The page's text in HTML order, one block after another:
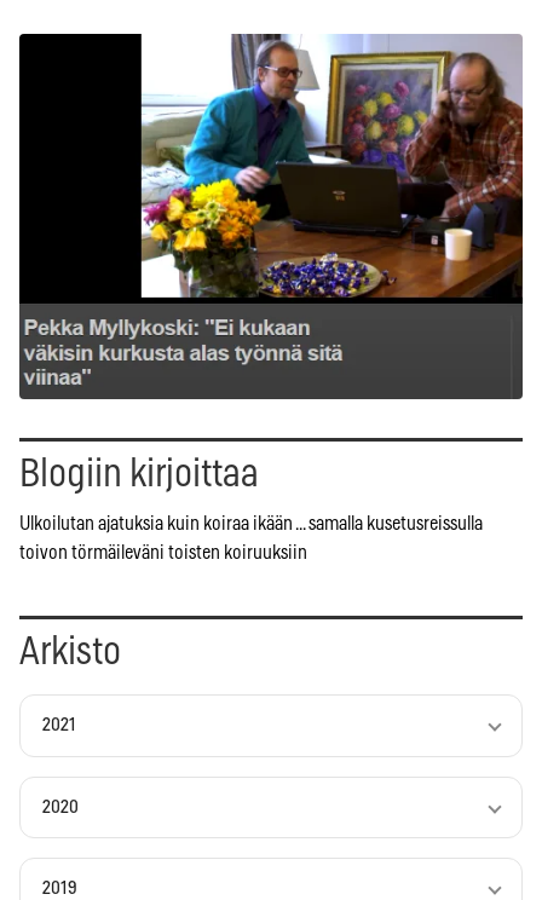
Blogiin kirjoittaa
Ulkoilutan ajatuksia kuin koiraa ikään ... samalla kusetusreissulla
toivon törmäileväni toisten koiruuksiin
Arkisto
2021
2020
2019